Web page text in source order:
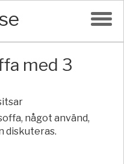
med 3
något använd,
diskuteras.